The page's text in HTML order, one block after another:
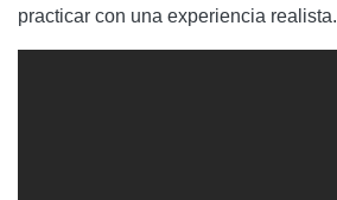
practicar con una experiencia realista.